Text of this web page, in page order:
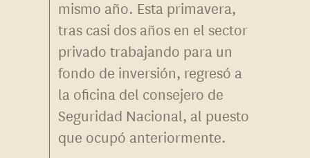
mismo año. Esta primavera,
tras casi dos años en el sector
privado trabajando para un
fondo de inversión, regresó a
la oficina del consejero de
Seguridad Nacional, al puesto
que ocupó anteriormente.